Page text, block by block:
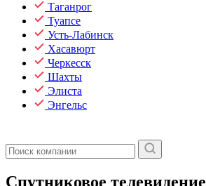
Таганрог
Туапсе
Усть-Лабинск
Хасавюрт
Черкесск
Шахты
Элиста
Энгельс
Спутниковое телевидение